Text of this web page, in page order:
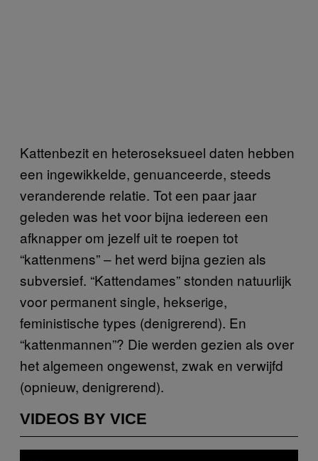
Kattenbezit en heteroseksueel daten hebben
een ingewikkelde, genuanceerde, steeds
veranderende relatie. Tot een paar jaar
geleden was het voor bijna iedereen een
afknapper om jezelf uit te roepen tot
“kattenmens” – het werd bijna gezien als
subversief. “Kattendames” stonden natuurlijk
voor permanent single, hekserige,
feministische types (denigrerend). En
“kattenmannen”? Die werden gezien als over
het algemeen ongewenst, zwak en verwijfd
(opnieuw, denigrerend).
VIDEOS BY VICE